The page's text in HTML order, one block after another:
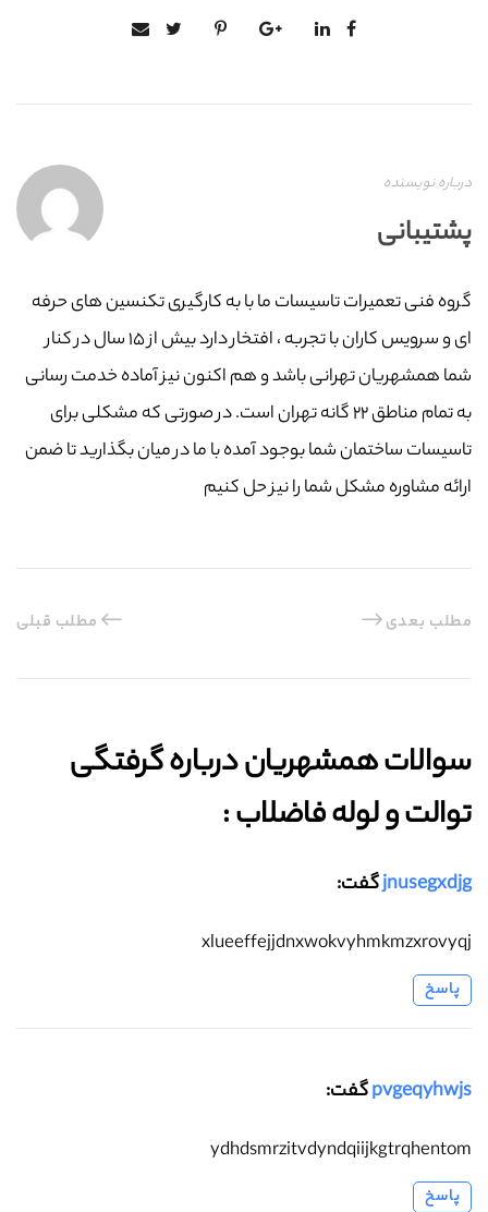
درباره نویسنده
پشتیبانی
گروه فنی تعمیرات تاسیسات ما با به‌ کارگیری تکنسین های حرفه
ای و سرویس کاران با تجربه ، افتخار دارد بیش از ۱۵ سال در کنار
شما همشهریان تهرانی باشد و هم اکنون نیز آماده خدمت رسانی
به تمام مناطق ۲۲ گانه تهران است. در صورتی که مشکلی برای
تاسیسات ساختمان شما بوجود آمده با ما در میان بگذارید تا ضمن
ارائه مشاوره مشکل شما را نیز حل کنیم
مطلب قبلی مطلب بعدی
سوالات همشهریان درباره گرفتگی
توالت و لوله فاضلاب :‌
jnusegxdjgگفت:
xlueeffejjdnxwokvyhmkmzxrovyqj
پاسخ
pvgeqyhwjsگفت:
ydhdsmrzitvdyndqiijkgtrqhentom
پاسخ